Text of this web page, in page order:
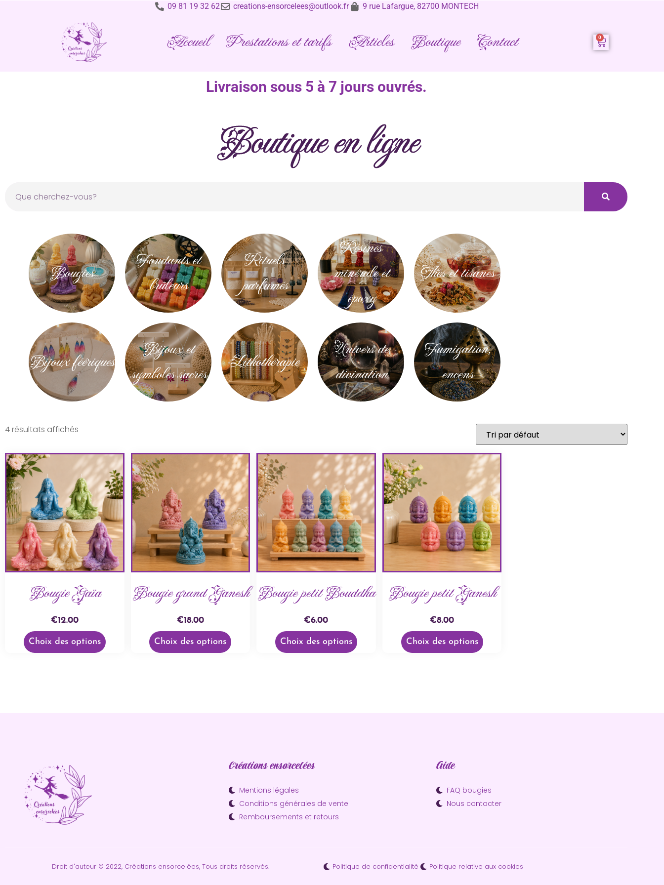
09 81 19 32 62 creations-ensorcelees@outlook.fr 9 rue Lafargue, 82700 MONTECH
Accueil Prestations et tarifs Articles Boutique Contact
Livraison sous 5 à 7 jours ouvrés.
Boutique en ligne
Bougies
Fondants et
brûleurs
Rituels
parfumés
Résines
minérale et
époxy
Thés et tisanes
Bijoux féériques
Bijoux et
symboles sacrés
Lithothérapie
Univers de
divination
Fumigation,
encens
4 résultats affichés
Bougie Gaïa
€12.00
Choix des options
Bougie grand Ganesh
€18.00
Choix des options
Bougie petit Bouddha
€6.00
Choix des options
Bougie petit Ganesh
€8.00
Choix des options
Créations ensorcelées
Mentions légales
Conditions générales de vente
Remboursements et retours
Aide
FAQ bougies
Nous contacter
Droit d'auteur © 2022, Créations ensorcelées, Tous droits réservés. Politique de confidentialité Politique relative aux cookies